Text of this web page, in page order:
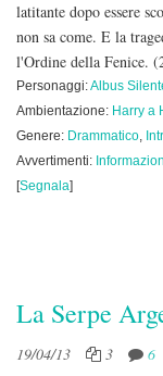
latitante dopo essere
non sa come. E la
l'Ordine della Fenice.
Personaggi:Albus
Ambientazione: Harry a
Genere: Drammatico,
Avvertimenti:
[Segnala]
La Serpe
19/04/13 3 6